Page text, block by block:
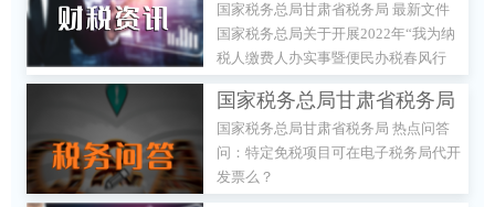
最新文件 国家税务总局关于
开展2022年“我为纳税人缴
费人办实事暨便民办税春风
行动”的意见
国家税务总局甘肃省税务局 最新文件
国家税务总局关于开展2022年“我为纳
税人缴费人办实事暨便民办税春风行
动”的意见
国家税务总局甘肃省税务局
热点问答 问：特定免税项目
可在电子税务局代开发票
么？
国家税务总局甘肃省税务局 热点问答
问：特定免税项目可在电子税务局代开
发票么？